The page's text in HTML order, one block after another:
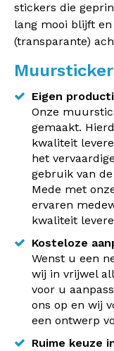
stickers die
lang mooi blijft
(transparante)
Eigen
Onze
gemaakt.
kwaliteit
het
gebruik van
Mede met
ervaren
kwaliteit
Kosteloze
Wenst u een
wij in vrijwel
voor u
ons op en wij
een ontwerp
Ruime keuze